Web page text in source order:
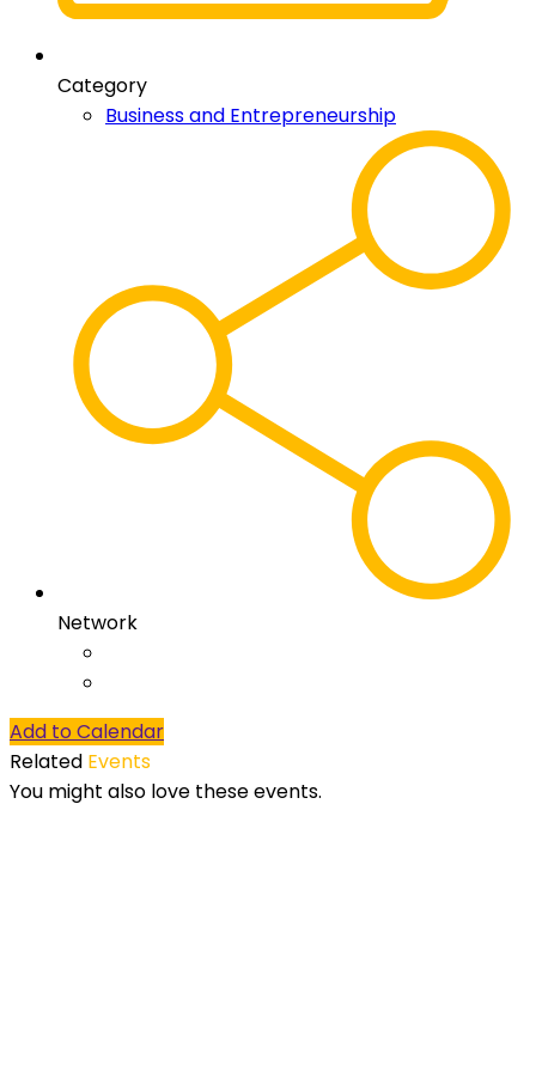
Category
Business and Entrepreneurship
Network
Add to Calendar
Related Events
You might also love these events.